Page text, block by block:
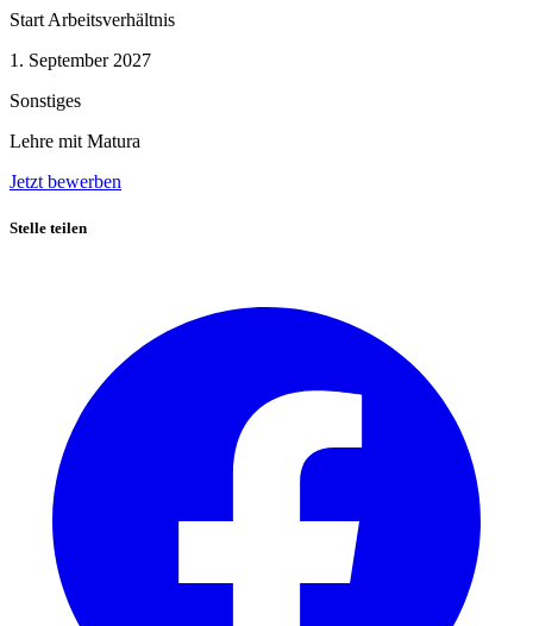
Start Arbeitsverhältnis
1. September 2027
Sonstiges
Lehre mit Matura
Jetzt bewerben
Stelle teilen